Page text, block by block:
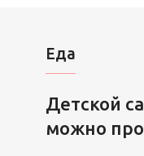
Еда
Детской
можно